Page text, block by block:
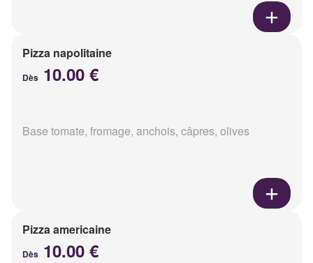
Pizza napolitaine
Dès 10.00 €
Base tomate, fromage, anchois, câpres, olives
Pizza americaine
Dès 10.00 €